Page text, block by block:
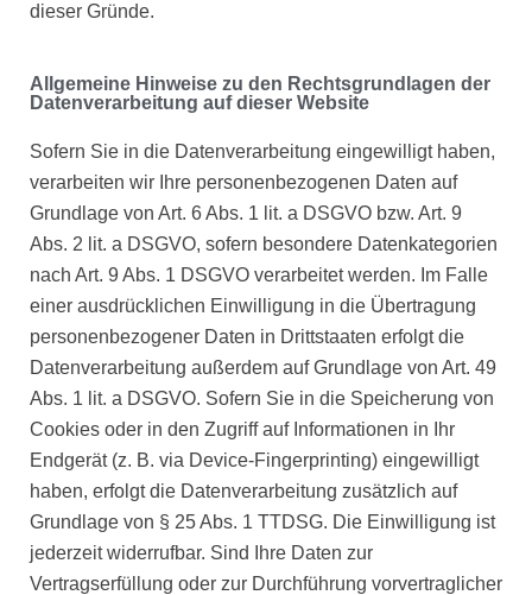
dieser Gründe.
Allgemeine Hinweise zu den Rechtsgrundlagen der
Datenverarbeitung auf dieser Website
Sofern Sie in die Datenverarbeitung eingewilligt haben,
verarbeiten wir Ihre personenbezogenen Daten auf
Grundlage von Art. 6 Abs. 1 lit. a DSGVO bzw. Art. 9
Abs. 2 lit. a DSGVO, sofern besondere Datenkategorien
nach Art. 9 Abs. 1 DSGVO verarbeitet werden. Im Falle
einer ausdrücklichen Einwilligung in die Übertragung
personenbezogener Daten in Drittstaaten erfolgt die
Datenverarbeitung außerdem auf Grundlage von Art. 49
Abs. 1 lit. a DSGVO. Sofern Sie in die Speicherung von
Cookies oder in den Zugriff auf Informationen in Ihr
Endgerät (z. B. via Device-Fingerprinting) eingewilligt
haben, erfolgt die Datenverarbeitung zusätzlich auf
Grundlage von § 25 Abs. 1 TTDSG. Die Einwilligung ist
jederzeit widerrufbar. Sind Ihre Daten zur
Vertragserfüllung oder zur Durchführung vorvertraglicher